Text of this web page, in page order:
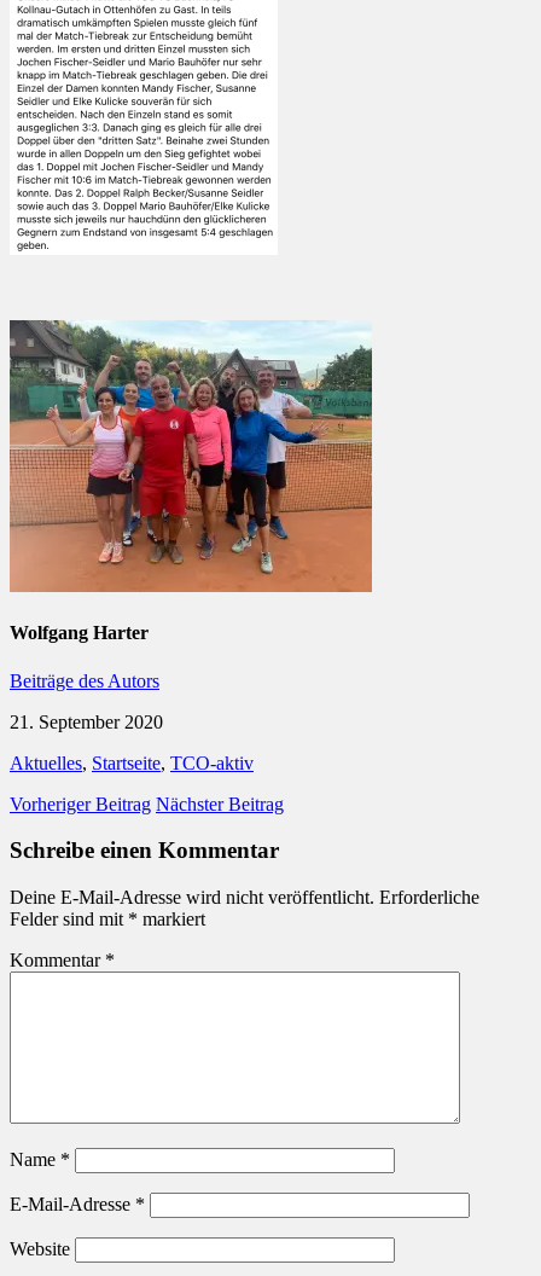
Wolfgang Harter
Beiträge des Autors
21. September 2020
Aktuelles, Startseite, TCO-aktiv
Vorheriger Beitrag Nächster Beitrag
Schreibe einen Kommentar
Deine E-Mail-Adresse wird nicht veröffentlicht. Erforderliche
Felder sind mit * markiert
Kommentar *
Name *
E-Mail-Adresse *
Website